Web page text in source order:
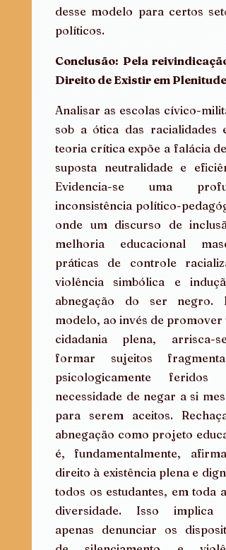
desse modelo para certos
políticos.
Conclusão: Pela
Direito de Existir em Plenitude
Analisar as escolas cívico-
sob a ótica das racialidades
teoria crítica expõe a falácia de
suposta neutralidade e
Evidencia-se uma
inconsistência político-
onde um discurso de
melhoria educacional
práticas de controle
violência simbólica e
abnegação do ser negro.
modelo, ao invés de promover
cidadania plena, arrisca-
formar sujeitos
psicologicamente feridos
necessidade de negar a si
para serem aceitos.
abnegação como projeto
é, fundamentalmente,
direito à existência plena e
todos os estudantes, em toda a
diversidade. Isso implica
apenas denunciar os